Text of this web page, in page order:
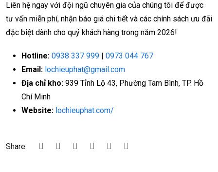
Liên hệ ngay với đội ngũ chuyên gia của chúng tôi để được
tư vấn miễn phí, nhận báo giá chi tiết và các chính sách ưu đãi
đặc biệt dành cho quý khách hàng trong năm 2026!
Hotline: 0938 337 999 | 0973 044 767
Email: lochieuphat@gmail.com
Địa chỉ kho: 939 Tỉnh Lộ 43, Phường Tam Bình, TP. Hồ
Chí Minh
Website: lochieuphat.com/
Share: